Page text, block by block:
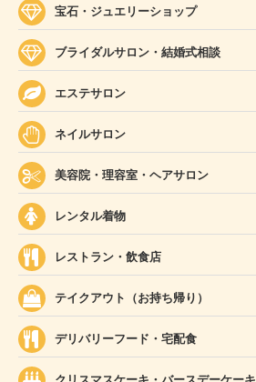
宝石・ジュエリーショップ
ブライダルサロン・結婚式相談
エステサロン
ネイルサロン
美容院・理容室・ヘアサロン
レンタル着物
レストラン・飲食店
テイクアウト（お持ち帰り）
デリバリーフード・宅配食